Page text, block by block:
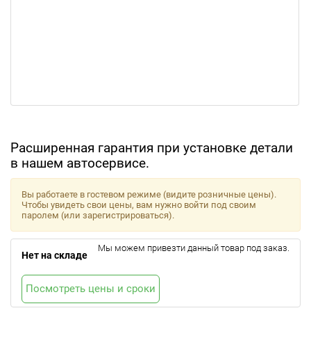
Расширенная гарантия при установке детали
в нашем автосервисе.
Вы работаете в гостевом режиме (видите розничные цены).
Чтобы увидеть свои цены, вам нужно войти под своим
паролем (или зарегистрироваться).
Нет на складе
Мы можем привезти данный товар под заказ.
Посмотреть цены и сроки